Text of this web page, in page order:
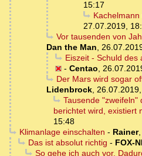
15:17
27.07.2019,
Vor tausenden von
Dan the Man,
Eiszeit - Schuld des
- Centao,
Der Mars wird sogar
Lidenbrock,
Tausende "zweifeln"
berichtet wird, existiert
15:48
Klimanlage einschalten - Rainer,
Das ist absolut richtig - FOX-
So gehe ich auch vor.